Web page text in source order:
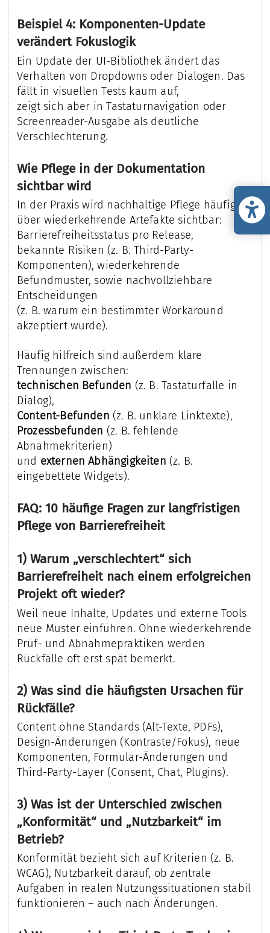
Beispiel 4: Komponenten-Update
verändert Fokuslogik
Ein Update der UI-Bibliothek ändert das
Verhalten von Dropdowns oder Dialogen. Das
fällt in visuellen Tests kaum auf,
zeigt sich aber in Tastaturnavigation oder
Screenreader-Ausgabe als deutliche
Verschlechterung.
Wie Pflege in der Dokumentation
sichtbar wird
In der Praxis wird nachhaltige Pflege häufig
über wiederkehrende Artefakte sichtbar:
Barrierefreiheitsstatus pro Release,
bekannte Risiken (z. B. Third-Party-
Komponenten), wiederkehrende
Befundmuster, sowie nachvollziehbare
Entscheidungen
(z. B. warum ein bestimmter Workaround
akzeptiert wurde).
Häufig hilfreich sind außerdem klare
Trennungen zwischen:
technischen Befunden (z. B. Tastaturfalle in
Dialog),
Content-Befunden (z. B. unklare Linktexte),
Prozessbefunden (z. B. fehlende
Abnahmekriterien)
und externen Abhängigkeiten (z. B.
eingebettete Widgets).
FAQ: 10 häufige Fragen zur langfristigen
Pflege von Barrierefreiheit
1) Warum „verschlechtert“ sich
Barrierefreiheit nach einem erfolgreichen
Projekt oft wieder?
Weil neue Inhalte, Updates und externe Tools
neue Muster einführen. Ohne wiederkehrende
Prüf- und Abnahmepraktiken werden
Rückfälle oft erst spät bemerkt.
2) Was sind die häufigsten Ursachen für
Rückfälle?
Content ohne Standards (Alt-Texte, PDFs),
Design-Änderungen (Kontraste/Fokus), neue
Komponenten, Formular-Änderungen und
Third-Party-Layer (Consent, Chat, Plugins).
3) Was ist der Unterschied zwischen
„Konformität“ und „Nutzbarkeit“ im
Betrieb?
Konformität bezieht sich auf Kriterien (z. B.
WCAG), Nutzbarkeit darauf, ob zentrale
Aufgaben in realen Nutzungssituationen stabil
funktionieren – auch nach Änderungen.